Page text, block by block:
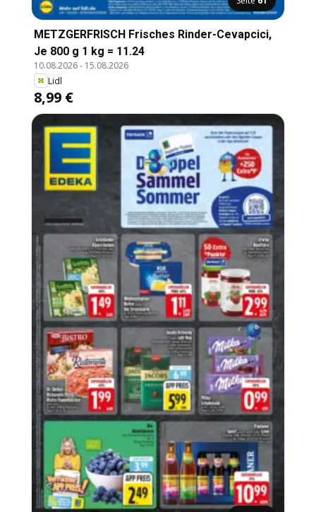
METZGERFRISCH Frisches Rinder-Cevapcici,
Je 800 g 1 kg = 11.24
10.08.2026- 15.08.2026
Lidl
8,99 €